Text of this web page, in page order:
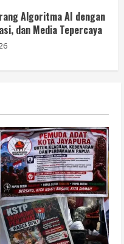
Tolak Aksi
Keamanan dan
Papua
KNPB, Serukan
Papua yang Kondusif
AI Makin Kompleks,
Verifikasi Informasi